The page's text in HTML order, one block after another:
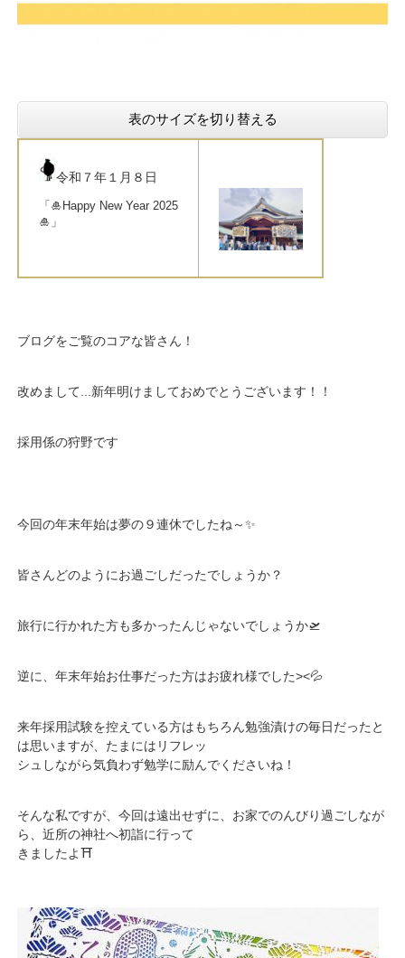
表のサイズを切り替える
令和７年１月８日
「🎍Happy New Year 2025
🎍」
ブログをご覧のコアな皆さん！
改めまして...新年明けましておめでとうございます！！
採用係の狩野です
今回の年末年始は夢の９連休でしたね～✨
皆さんどのようにお過ごしだったでしょうか？
旅行に行かれた方も多かったんじゃないでしょうか🛫
逆に、年末年始お仕事だった方はお疲れ様でした><💦
来年採用試験を控えている方はもちろん勉強漬けの毎日だったと
は思いますが、たまにはリフレッ
シュしながら気負わず勉学に励んでくださいね！
そんな私ですが、今回は遠出せずに、お家でのんびり過ごしなが
ら、近所の神社へ初詣に行って
きましたよ⛩